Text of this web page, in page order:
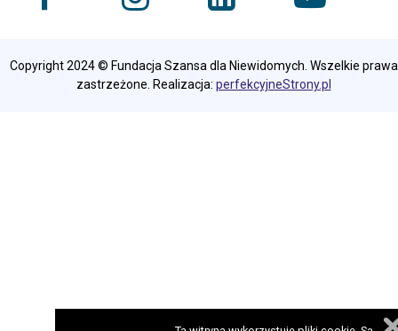
Copyright 2024 © Fundacja Szansa dla Niewidomych. Wszelkie prawa
zastrzeżone. Realizacja: perfekcyjneStrony.pl